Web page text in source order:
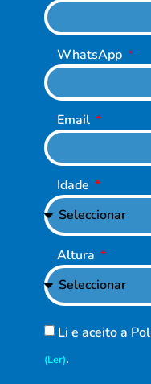
WhatsApp
Email
Idade
Altura
Li e aceito a
(Ler).